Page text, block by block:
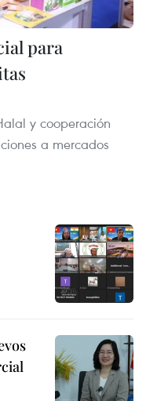
para
y cooperación
a mercados